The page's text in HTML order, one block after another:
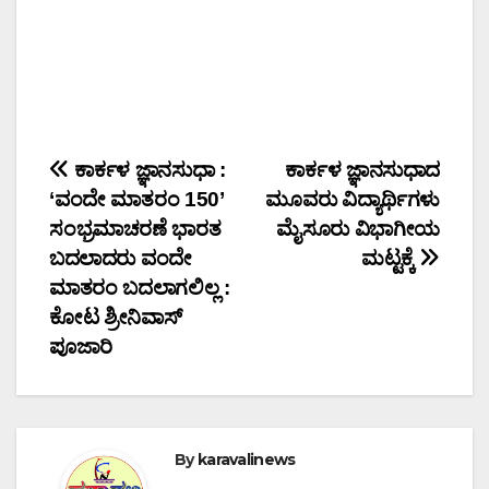
Post
navigation
ಕಾರ್ಕಳ ಜ್ಞಾನಸುಧಾದ
ಮೂವರು ವಿದ್ಯಾರ್ಥಿಗಳು
ಮೈಸೂರು ವಿಭಾಗೀಯ
ಮಟ್ಟಕ್ಕೆ
ಕಾರ್ಕಳ ಜ್ಞಾನಸುಧಾ :
‘ವಂದೇ ಮಾತರಂ 150’
ಸಂಭ್ರಮಾಚರಣೆ ಭಾರತ
ಬದಲಾದರು ವಂದೇ
ಮಾತರಂ ಬದಲಾಗಲಿಲ್ಲ :
ಕೋಟ ಶ್ರೀನಿವಾಸ್
ಪೂಜಾರಿ
Bykaravalinews